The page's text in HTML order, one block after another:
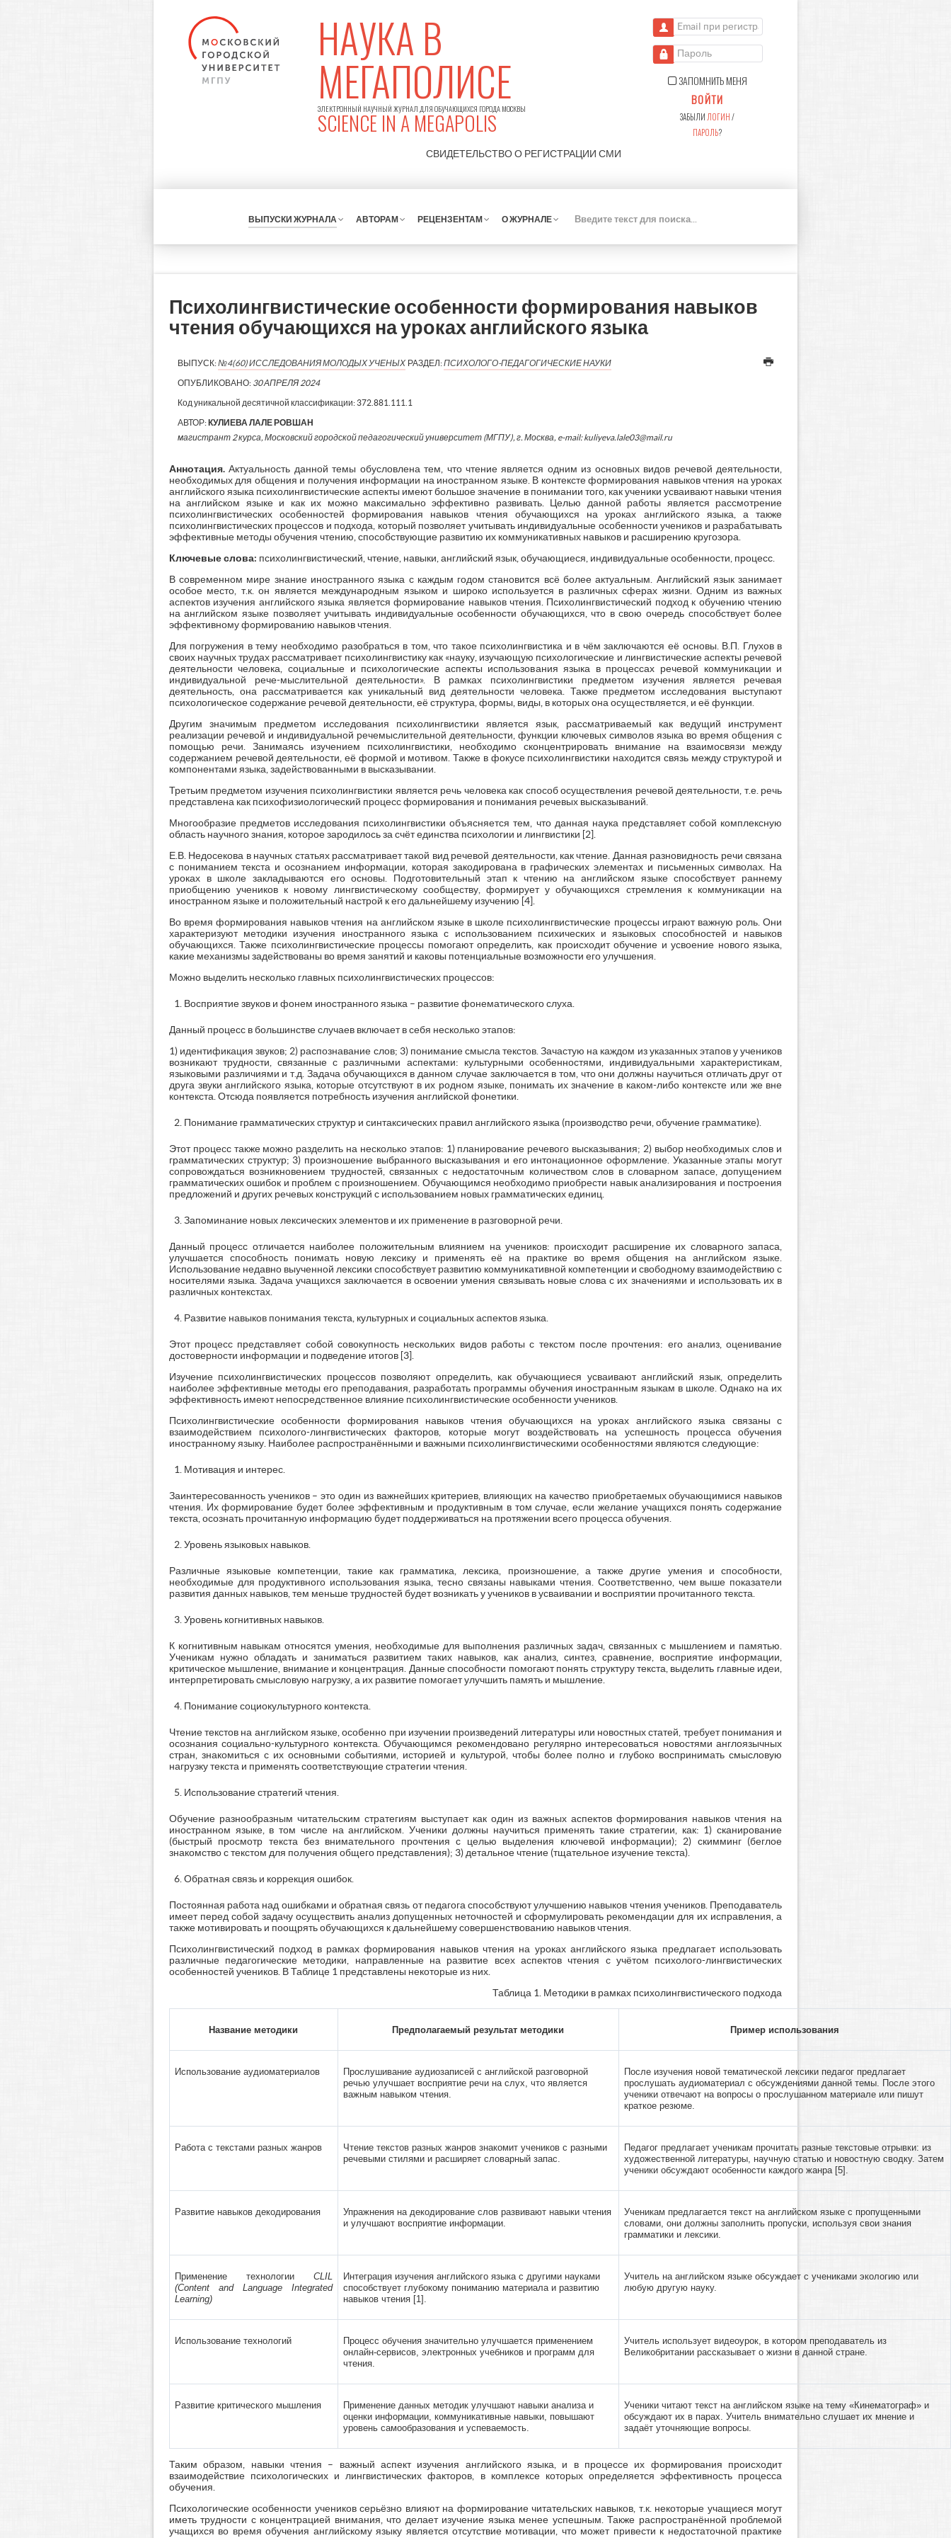
НАУКА В
МЕГАПОЛИСЕ
ЭЛЕКТРОННЫЙ НАУЧНЫЙ ЖУРНАЛ ДЛЯ ОБУЧАЮЩИХСЯ ГОРОДА МОСКВЫ
SCIENCE IN A MEGAPOLIS
СВИДЕТЕЛЬСТВО О РЕГИСТРАЦИИ СМИ
Email при регистрации
Пароль
ЗАПОМНИТЬ МЕНЯ
ВОЙТИ
ЗАБЫЛИ ЛОГИН/
ПАРОЛЬ?
ВЫПУСКИ ЖУРНАЛА АВТОРАМ РЕЦЕНЗЕНТАМ О ЖУРНАЛЕ
К
Психолингвистические особенности формирования навыков
чтения обучающихся на уроках английского языка
ВЫПУСК:№4(60) ИССЛЕДОВАНИЯ МОЛОДЫХ УЧЕНЫХ РАЗДЕЛ:ПСИХОЛОГО-ПЕДАГОГИЧЕСКИЕ НАУКИ
ОПУБЛИКОВАНО: 30 АПРЕЛЯ 2024
Код уникальной десятичной классификации: 372.881.111.1
АВТОР: КУЛИЕВА ЛАЛЕ РОВШАН
магистрант 2 курса, Московский городской педагогический университет (МГПУ), г. Москва, e-mail: kuliyeva.lale03@mail.ru
Аннотация.Актуальность данной темы обусловлена тем, что чтение является одним из основных видов речевой деятельности,
необходимых для общения и получения информации на иностранном языке. В контексте формирования навыков чтения на уроках
английского языка психолингвистические аспекты имеют большое значение в понимании того, как ученики усваивают навыки чтения
на английском языке и как их можно максимально эффективно развивать. Целью данной работы является рассмотрение
психолингвистических особенностей формирования навыков чтения обучающихся на уроках английского языка, а также
психолингвистических процессов и подхода, который позволяет учитывать индивидуальные особенности учеников и разрабатывать
эффективные методы обучения чтению, способствующие развитию их коммуникативных навыков и расширению кругозора.
Ключевые слова: психолингвистический, чтение, навыки, английский язык, обучающиеся, индивидуальные особенности, процесс.
В современном мире знание иностранного языка с каждым годом становится всё более актуальным. Английский язык занимает
особое место, т.к. он является международным языком и широко используется в различных сферах жизни. Одним из важных
аспектов изучения английского языка является формирование навыков чтения. Психолингвистический подход к обучению чтению
на английском языке позволяет учитывать индивидуальные особенности обучающихся, что в свою очередь способствует более
эффективному формированию навыков чтения.
Для погружения в тему необходимо разобраться в том, что такое психолингвистика и в чём заключаются её основы. В.П. Глухов в
своих научных трудах рассматривает психолингвистику как «науку, изучающую психологические и лингвистические аспекты речевой
деятельности человека, социальные и психологические аспекты использования языка в процессах речевой коммуникации и
индивидуальной рече-мыслительной деятельности». В рамках психолингвистики предметом изучения является речевая
деятельность, она рассматривается как уникальный вид деятельности человека. Также предметом исследования выступают
психологическое содержание речевой деятельности, её структура, формы, виды, в которых она осуществляется, и её функции.
Другим значимым предметом исследования психолингвистики является язык, рассматриваемый как ведущий инструмент
реализации речевой и индивидуальной речемыслительной деятельности, функции ключевых символов языка во время общения с
помощью речи. Занимаясь изучением психолингвистики, необходимо сконцентрировать внимание на взаимосвязи между
содержанием речевой деятельности, её формой и мотивом. Также в фокусе психолингвистики находится связь между структурой и
компонентами языка, задействованными в высказывании.
Третьим предметом изучения психолингвистики является речь человека как способ осуществления речевой деятельности, т.е. речь
представлена как психофизиологический процесс формирования и понимания речевых высказываний.
Многообразие предметов исследования психолингвистики объясняется тем, что данная наука представляет собой комплексную
область научного знания, которое зародилось за счёт единства психологии и лингвистики [2].
Е.В. Недосекова в научных статьях рассматривает такой вид речевой деятельности, как чтение. Данная разновидность речи связана
с пониманием текста и осознанием информации, которая закодирована в графических элементах и письменных символах. На
уроках в школе закладываются его основы. Подготовительный этап к чтению на английском языке способствует раннему
приобщению учеников к новому лингвистическому сообществу, формирует у обучающихся стремления к коммуникации на
иностранном языке и положительный настрой к его дальнейшему изучению [4].
Во время формирования навыков чтения на английском языке в школе психолингвистические процессы играют важную роль. Они
характеризуют методики изучения иностранного языка с использованием психических и языковых способностей и навыков
обучающихся. Также психолингвистические процессы помогают определить, как происходит обучение и усвоение нового языка,
какие механизмы задействованы во время занятий и каковы потенциальные возможности его улучшения.
Можно выделить несколько главных психолингвистических процессов:
Восприятие звуков и фонем иностранного языка – развитие фонематического слуха.
Данный процесс в большинстве случаев включает в себя несколько этапов:
1) идентификация звуков; 2) распознавание слов; 3) понимание смысла текстов. Зачастую на каждом из указанных этапов у учеников
возникают трудности, связанные с различными аспектами: культурными особенностями, индивидуальными характеристикам,
языковыми различиями и т.д. Задача обучающихся в данном случае заключается в том, что они должны научиться отличать друг от
друга звуки английского языка, которые отсутствуют в их родном языке, понимать их значение в каком-либо контексте или же вне
контекста. Отсюда появляется потребность изучения английской фонетики.
Понимание грамматических структур и синтаксических правил английского языка (производство речи, обучение грамматике).
Этот процесс также можно разделить на несколько этапов: 1) планирование речевого высказывания; 2) выбор необходимых слов и
грамматических структур; 3) произношение выбранного высказывания и его интонационное оформление. Указанные этапы могут
сопровождаться возникновением трудностей, связанных с недостаточным количеством слов в словарном запасе, допущением
грамматических ошибок и проблем с произношением. Обучающимся необходимо приобрести навык анализирования и построения
предложений и других речевых конструкций с использованием новых грамматических единиц.
Запоминание новых лексических элементов и их применение в разговорной речи.
Данный процесс отличается наиболее положительным влиянием на учеников: происходит расширение их словарного запаса,
улучшается способность понимать новую лексику и применять её на практике во время общения на английском языке.
Использование недавно выученной лексики способствует развитию коммуникативной компетенции и свободному взаимодействию с
носителями языка. Задача учащихся заключается в освоении умения связывать новые слова с их значениями и использовать их в
различных контекстах.
Развитие навыков понимания текста, культурных и социальных аспектов языка.
Этот процесс представляет собой совокупность нескольких видов работы с текстом после прочтения: его анализ, оценивание
достоверности информации и подведение итогов [3].
Изучение психолингвистических процессов позволяют определить, как обучающиеся усваивают английский язык, определить
наиболее эффективные методы его преподавания, разработать программы обучения иностранным языкам в школе. Однако на их
эффективность имеют непосредственное влияние психолингвистические особенности учеников.
Психолингвистические особенности формирования навыков чтения обучающихся на уроках английского языка связаны с
взаимодействием психолого-лингвистических факторов, которые могут воздействовать на успешность процесса обучения
иностранному языку. Наиболее распространёнными и важными психолингвистическими особенностями являются следующие:
Мотивация и интерес.
Заинтересованность учеников – это один из важнейших критериев, влияющих на качество приобретаемых обучающимися навыков
чтения. Их формирование будет более эффективным и продуктивным в том случае, если желание учащихся понять содержание
текста, осознать прочитанную информацию будет поддерживаться на протяжении всего процесса обучения.
Уровень языковых навыков.
Различные языковые компетенции, такие как грамматика, лексика, произношение, а также другие умения и способности,
необходимые для продуктивного использования языка, тесно связаны навыками чтения. Соответственно, чем выше показатели
развития данных навыков, тем меньше трудностей будет возникать у учеников в усваивании и восприятии прочитанного текста.
Уровень когнитивных навыков.
К когнитивным навыкам относятся умения, необходимые для выполнения различных задач, связанных с мышлением и памятью.
Ученикам нужно обладать и заниматься развитием таких навыков, как анализ, синтез, сравнение, восприятие информации,
критическое мышление, внимание и концентрация. Данные способности помогают понять структуру текста, выделить главные идеи,
интерпретировать смысловую нагрузку, а их развитие помогает улучшить память и мышление.
Понимание социокультурного контекста.
Чтение текстов на английском языке, особенно при изучении произведений литературы или новостных статей, требует понимания и
осознания социально-культурного контекста. Обучающимся рекомендовано регулярно интересоваться новостями англоязычных
стран, знакомиться с их основными событиями, историей и культурой, чтобы более полно и глубоко воспринимать смысловую
нагрузку текста и применять соответствующие стратегии чтения.
Использование стратегий чтения.
Обучение разнообразным читательским стратегиям выступает как один из важных аспектов формирования навыков чтения на
иностранном языке, в том числе на английском. Ученики должны научиться применять такие стратегии, как: 1) сканирование
(быстрый просмотр текста без внимательного прочтения с целью выделения ключевой информации); 2) скимминг (беглое
знакомство с текстом для получения общего представления); 3) детальное чтение (тщательное изучение текста).
Обратная связь и коррекция ошибок.
Постоянная работа над ошибками и обратная связь от педагога способствуют улучшению навыков чтения учеников. Преподаватель
имеет перед собой задачу осуществить анализ допущенных неточностей и сформулировать рекомендации для их исправления, а
также мотивировать и поощрять обучающихся к дальнейшему совершенствованию навыков чтения.
Психолингвистический подход в рамках формирования навыков чтения на уроках английского языка предлагает использовать
различные педагогические методики, направленные на развитие всех аспектов чтения с учётом психолого-лингвистических
особенностей учеников. В Таблице 1 представлены некоторые из них.
Таблица 1. Методики в рамках психолингвистического подхода
Название методики Предполагаемый результат методики Пример использования
Использование аудиоматериалов
Прослушивание аудиозаписей с английской разговорной
речью улучшает восприятие речи на слух, что является
важным навыком чтения.
После изучения новой тематической лексики педагог предлагает
прослушать аудиоматериал с обсуждениями данной темы. После этого
ученики отвечают на вопросы о прослушанном материале или пишут
краткое резюме.
Работа с текстами разных жанров
Чтение текстов разных жанров знакомит учеников с разными
речевыми стилями и расширяет словарный запас.
Педагог предлагает ученикам прочитать разные текстовые отрывки: из
художественной литературы, научную статью и новостную сводку. Затем
ученики обсуждают особенности каждого жанра [5].
Развитие навыков декодирования
Упражнения на декодирование слов развивают навыки чтения
и улучшают восприятие информации.
Ученикам предлагается текст на английском языке с пропущенными
словами, они должны заполнить пропуски, используя свои знания
грамматики и лексики.
Применение технологии CLIL
(Content and Language Integrated
Learning)
Интеграция изучения английского языка с другими науками
способствует глубокому пониманию материала и развитию
навыков чтения [1].
Учитель на английском языке обсуждает с учениками экологию или
любую другую науку.
Использование технологий
Процесс обучения значительно улучшается применением
онлайн-сервисов, электронных учебников и программ для
чтения.
Учитель использует видеоурок, в котором преподаватель из
Великобритании рассказывает о жизни в данной стране.
Развитие критического мышления
Применение данных методик улучшают навыки анализа и
оценки информации, коммуникативные навыки, повышают
уровень самообразования и успеваемость.
Ученики читают текст на английском языке на тему «Кинематограф» и
обсуждают их в парах. Учитель внимательно слушает их мнение и
задаёт уточняющие вопросы.
Таким образом, навыки чтения – важный аспект изучения английского языка, и в процессе их формирования происходит
взаимодействие психологических и лингвистических факторов, в комплексе которых определяется эффективность процесса
обучения.
Психологические особенности учеников серьёзно влияют на формирование читательских навыков, т.к. некоторые учащиеся могут
иметь трудности с концентрацией внимания, что делает изучение языка менее успешным. Также распространённой проблемой
учащихся во время обучения английскому языку является отсутствие мотивации, что может привести к недостаточной практике